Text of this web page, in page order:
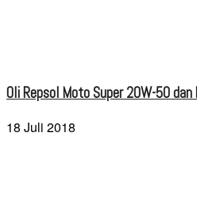
Oli Repsol Moto Super 20W-50
18 Juli 2018